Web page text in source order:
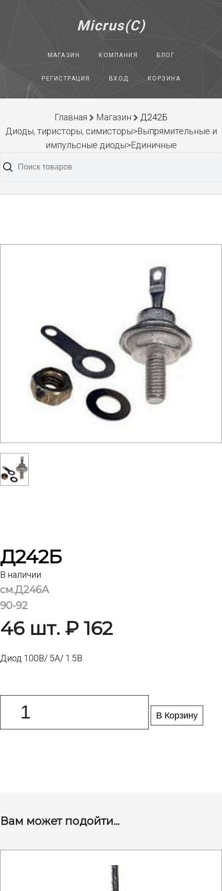
Micrus(C)
МАГАЗИН КОМПАНИЯ БЛОГ
РЕГИСТРАЦИЯ ВХОД КОРЗИНА
Главная Магазин
Д242Б
Диоды, тиристоры, симисторы>Выпрямительные и
импульсные диоды>Единичные
Д242Б
В наличии
см.Д246А
90-92
46 шт. ₽ 162
Диод 100В/ 5А/ 1.5В
В Корзину
Вам может подойти...